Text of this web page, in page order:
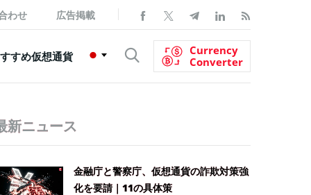
わせ 広告掲載
すめ仮想通貨
Currency
Converter
新ニュース
金融庁と警察庁、仮想通貨の詐欺対策強
化を要請｜11の具体策